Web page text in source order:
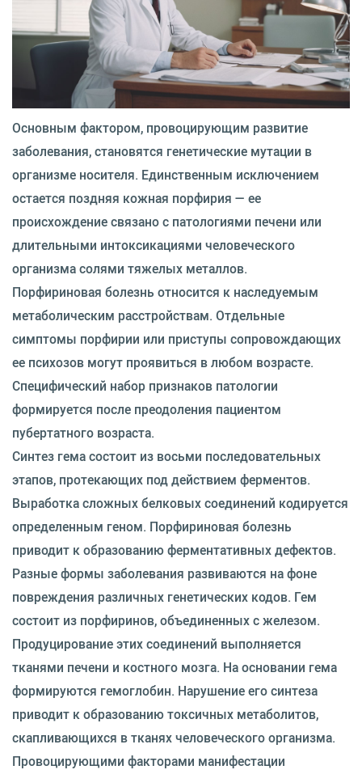
Основным фактором, провоцирующим развитие
заболевания, становятся генетические мутации в
организме носителя. Единственным исключением
остается поздняя кожная порфирия — ее
происхождение связано с патологиями печени или
длительными интоксикациями человеческого
организма солями тяжелых металлов.
Порфириновая болезнь относится к наследуемым
метаболическим расстройствам. Отдельные
симптомы порфирии или приступы сопровождающих
ее психозов могут проявиться в любом возрасте.
Специфический набор признаков патологии
формируется после преодоления пациентом
пубертатного возраста.
Синтез гема состоит из восьми последовательных
этапов, протекающих под действием ферментов.
Выработка сложных белковых соединений кодируется
определенным геном. Порфириновая болезнь
приводит к образованию ферментативных дефектов.
Разные формы заболевания развиваются на фоне
повреждения различных генетических кодов. Гем
состоит из порфиринов, объединенных с железом.
Продуцирование этих соединений выполняется
тканями печени и костного мозга. На основании гема
формируются гемоглобин. Нарушение его синтеза
приводит к образованию токсичных метаболитов,
скапливающихся в тканях человеческого организма.
Провоцирующими факторами манифестации